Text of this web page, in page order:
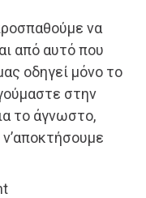
να
από αυτό που
οδηγεί μόνο το
στην
το άγνωστο,